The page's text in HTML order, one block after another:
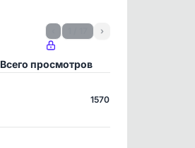
›
Всего просмотров
1570